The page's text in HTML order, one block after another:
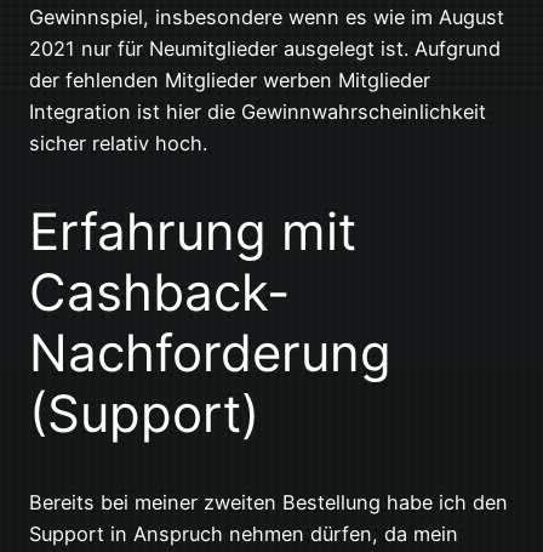
Gewinnspiel, insbesondere wenn es wie im August
2021 nur für Neumitglieder ausgelegt ist. Aufgrund
der fehlenden Mitglieder werben Mitglieder
Integration ist hier die Gewinnwahrscheinlichkeit
sicher relativ hoch.
Erfahrung mit
Cashback-
Nachforderung
(Support)
Bereits bei meiner zweiten Bestellung habe ich den
Support in Anspruch nehmen dürfen, da mein